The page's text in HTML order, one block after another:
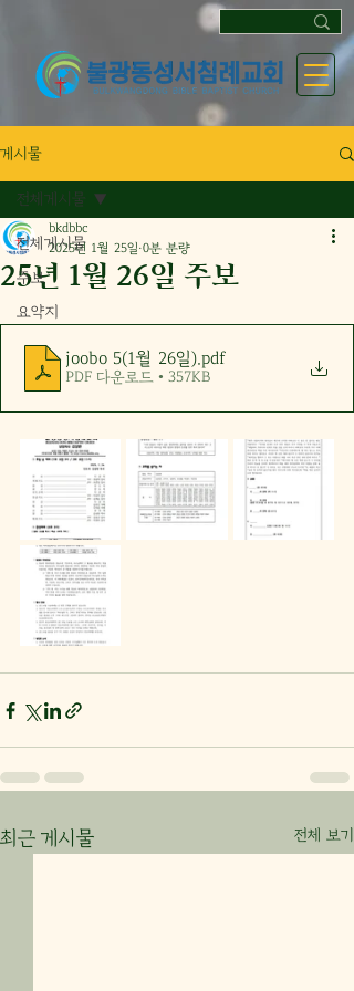
게시물
전체게시물
주보
요약지
전체게시물
25년 1월 26일 주보
bkdbbc
2025년 1월 25일 0분 분량
joobo 5(1월 26일) .pdf
PDF 다운로드 • 357KB
최근 게시물 전체 보기